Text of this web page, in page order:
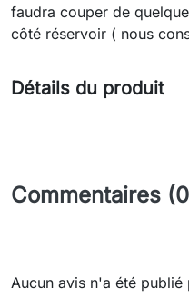
faudra couper de
côté réservoir ( nous
Détails du produit
Commentaires
Aucun avis n'a été publié